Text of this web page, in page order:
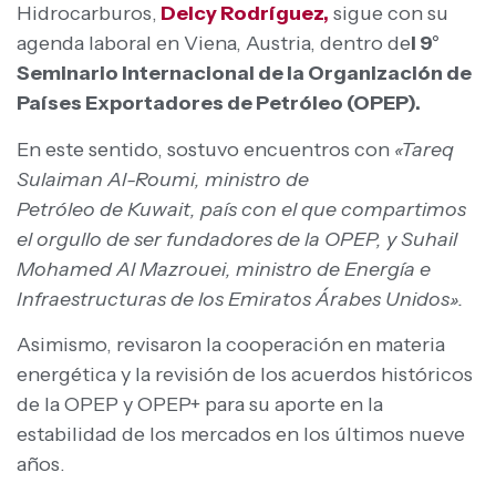
Hidrocarburos, Delcy Rodríguez, sigue con su
agenda laboral en Viena, Austria, dentro del 9°
Seminario Internacional de la Organización de
Países Exportadores de Petróleo (OPEP).
En este sentido, sostuvo encuentros con «Tareq
Sulaiman Al-Roumi, ministro de
Petróleo de Kuwait, país con el que compartimos
el orgullo de ser fundadores de la OPEP, y Suhail
Mohamed Al Mazrouei, ministro de Energía e
Infraestructuras de los Emiratos Árabes Unidos».
Asimismo, revisaron la cooperación en materia
energética y la revisión de los acuerdos históricos
de la OPEP y OPEP+ para su aporte en la
estabilidad de los mercados en los últimos nueve
años.